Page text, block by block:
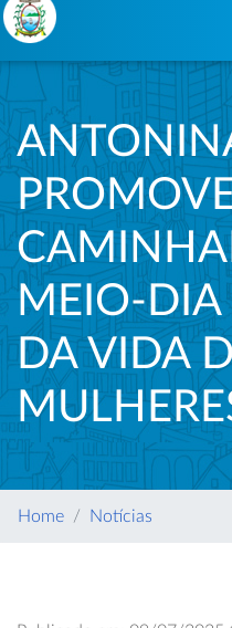
MEIO-DIA
DA VIDA
Home Notícias